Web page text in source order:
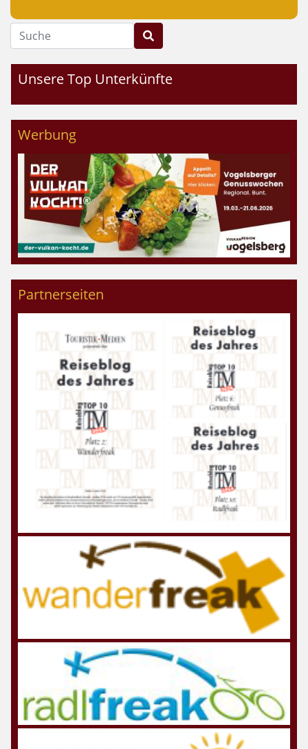
Suche
Unsere Top Unterkünfte
Werbung
Partnerseiten